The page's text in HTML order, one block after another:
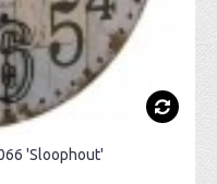
'Sloophout'